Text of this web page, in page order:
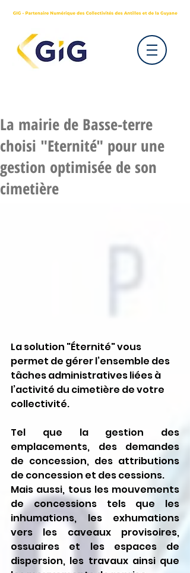
La mairie de Basse-terre
choisi "Eternité" pour une
gestion optimisée de son
cimetière
La solution "Éternité" vous
permet de gérer l’ensemble des
tâches administratives liées à
l’activité du cimetière de votre
collectivité.
Tel que la gestion des
emplacements, des demandes
de concession, des attributions
de concession et des cessions.
Mais aussi, tous les mouvements
de concessions tels que les
inhumations, les exhumations
vers les caveaux provisoires,
ossuaires et les espaces de
dispersion, les travaux ainsi que